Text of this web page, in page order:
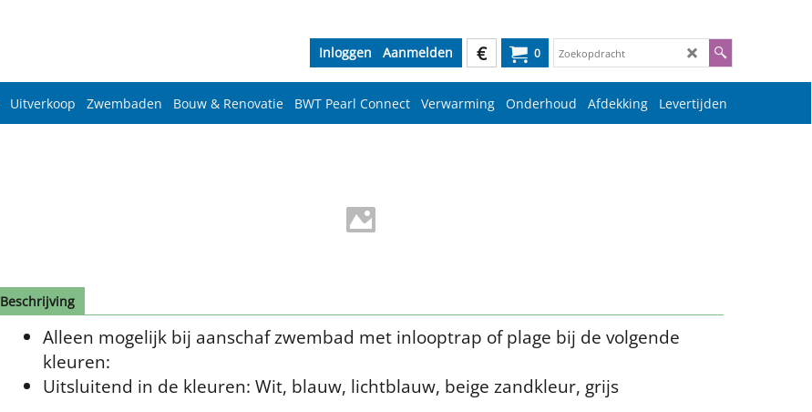
0
€
Inloggen Aanmelden
Uitverkoop Zwembaden Bouw & Renovatie BWT Pearl Connect Verwarming Onderhoud Afdekking Levertijden
Beschrijving
Alleen mogelijk bij aanschaf zwembad met inlooptrap of plage bij de volgende
kleuren:
Uitsluitend in de kleuren: Wit, blauw, lichtblauw, beige zandkleur, grijs